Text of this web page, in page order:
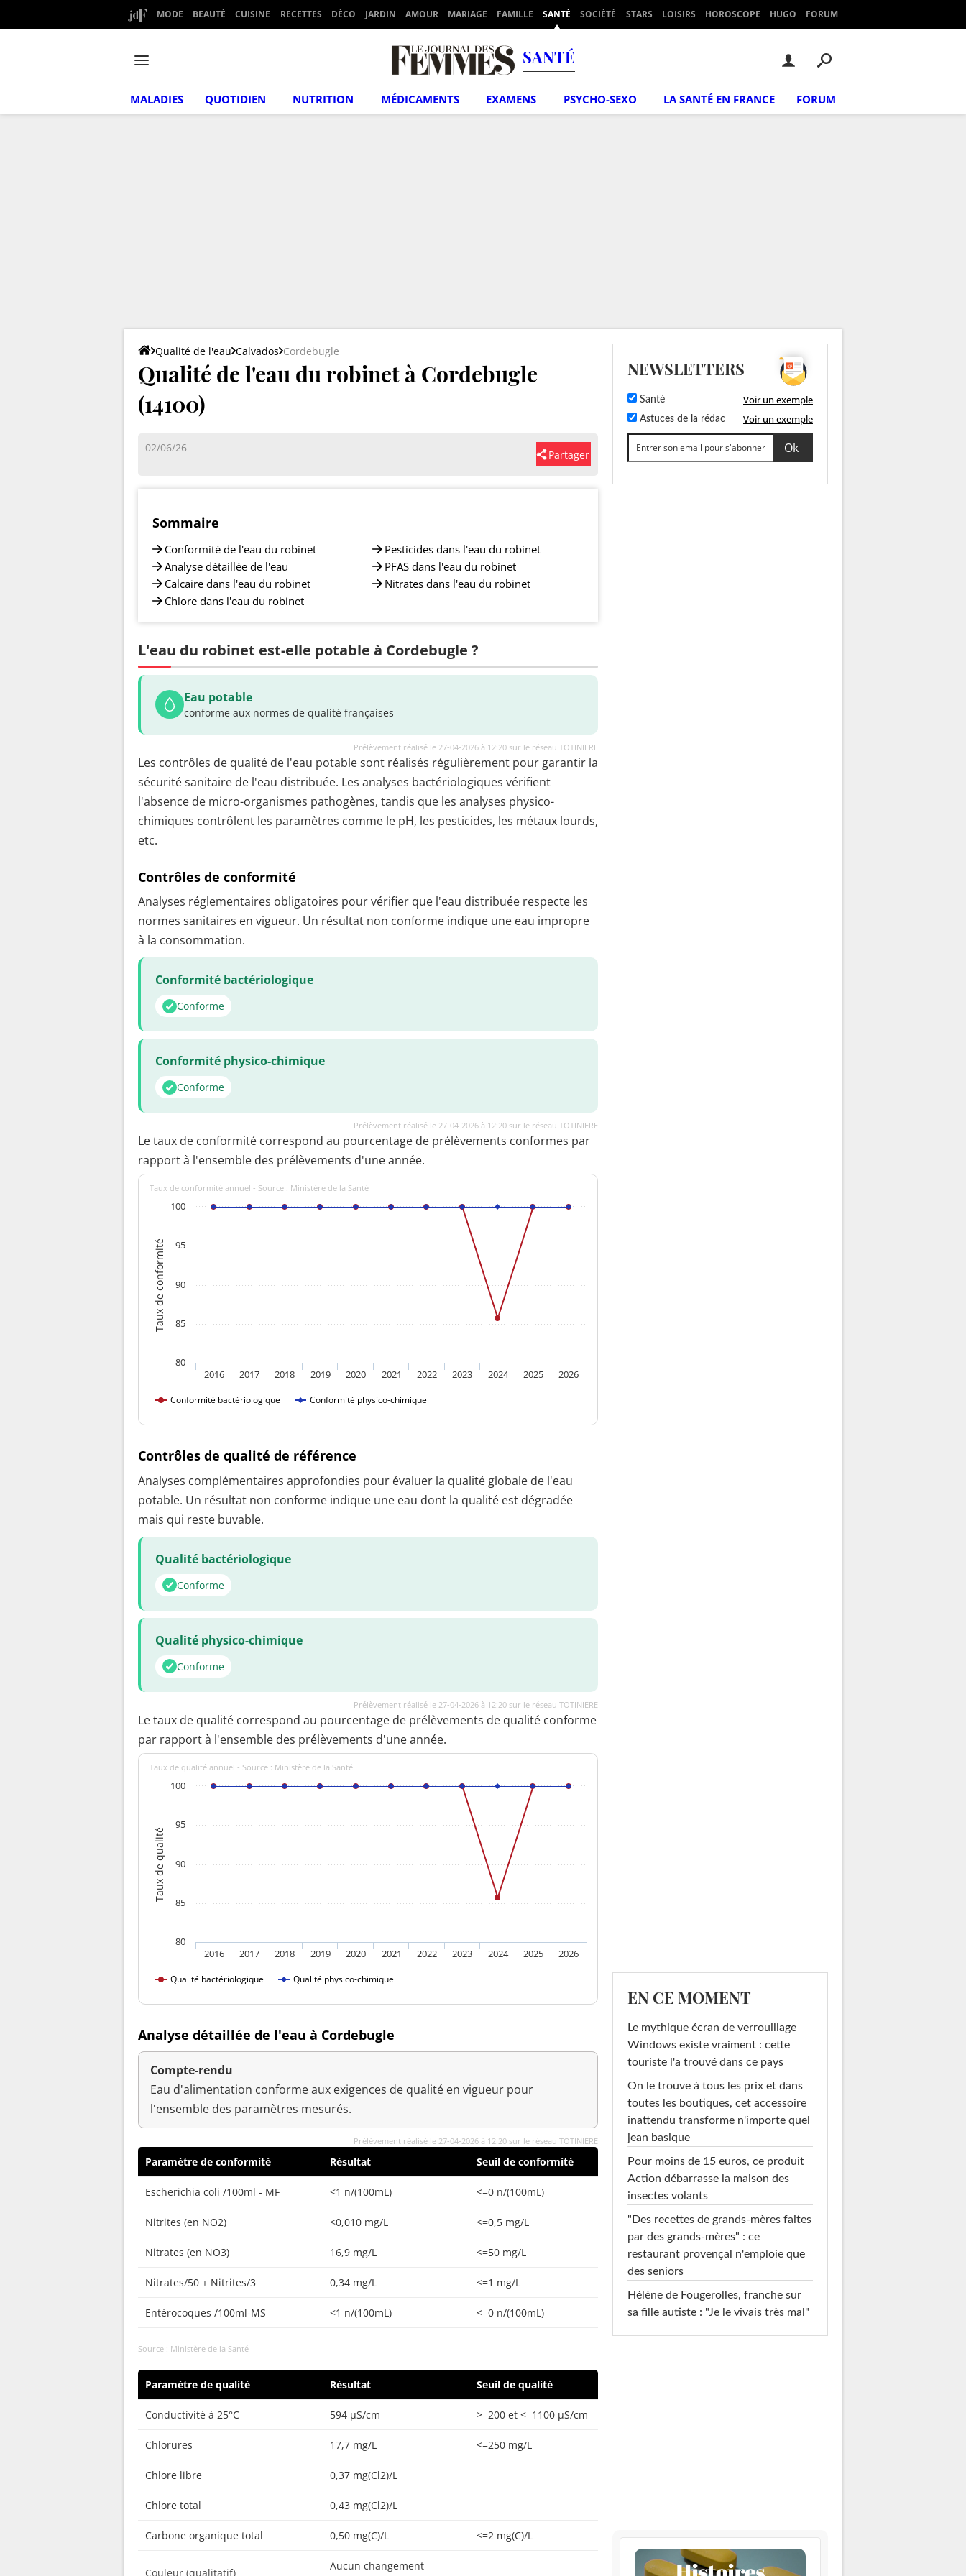
MODE BEAUTÉ CUISINE RECETTES DÉCO JARDIN AMOUR MARIAGE FAMILLE SANTÉ SOCIÉTÉ STARS LOISIRS HOROSCOPE HUGO FORUM
SANTÉ
MALADIES QUOTIDIEN NUTRITION MÉDICAMENTS EXAMENS PSYCHO-SEXO LA SANTÉ EN FRANCE FORUM
Qualité de l'eau Calvados Cordebugle
Qualité de l'eau du robinet à Cordebugle
(14100)
02/06/26
Partager
Sommaire
Conformité de l'eau du robinet
Analyse détaillée de l'eau
Calcaire dans l'eau du robinet
Chlore dans l'eau du robinet
Pesticides dans l'eau du robinet
PFAS dans l'eau du robinet
Nitrates dans l'eau du robinet
L'eau du robinet est-elle potable à Cordebugle ?
Eau potable
conforme aux normes de qualité françaises
Prélèvement réalisé le 27-04-2026 à 12:20 sur le réseau TOTINIERE
Les contrôles de qualité de l'eau potable sont réalisés régulièrement pour garantir la
sécurité sanitaire de l'eau distribuée. Les analyses bactériologiques vérifient
l'absence de micro-organismes pathogènes, tandis que les analyses physico-
chimiques contrôlent les paramètres comme le pH, les pesticides, les métaux lourds,
etc.
Contrôles de conformité
Analyses réglementaires obligatoires pour vérifier que l'eau distribuée respecte les
normes sanitaires en vigueur. Un résultat non conforme indique une eau impropre
à la consommation.
Conformité bactériologique
Conforme
Conformité physico-chimique
Conforme
Prélèvement réalisé le 27-04-2026 à 12:20 sur le réseau TOTINIERE
Le taux de conformité correspond au pourcentage de prélèvements conformes par
rapport à l'ensemble des prélèvements d'une année.
Taux de conformité
Taux de conformité annuel - Source : Ministère de la Santé
Conformité bactériologique Conformité physico-chimique
2016 2017 2018 2019 2020 2021 2022 2023 2024 2025 2026
80
85
90
95
100
Contrôles de qualité de référence
Analyses complémentaires approfondies pour évaluer la qualité globale de l'eau
potable. Un résultat non conforme indique une eau dont la qualité est dégradée
mais qui reste buvable.
Qualité bactériologique
Conforme
Qualité physico-chimique
Conforme
Prélèvement réalisé le 27-04-2026 à 12:20 sur le réseau TOTINIERE
Le taux de qualité correspond au pourcentage de prélèvements de qualité conforme
par rapport à l'ensemble des prélèvements d'une année.
Taux de qualité
Taux de qualité annuel - Source : Ministère de la Santé
Qualité bactériologique Qualité physico-chimique
2016 2017 2018 2019 2020 2021 2022 2023 2024 2025 2026
80
85
90
95
100
Analyse détaillée de l'eau à Cordebugle
Compte-rendu
Eau d'alimentation conforme aux exigences de qualité en vigueur pour
l'ensemble des paramètres mesurés.
Prélèvement réalisé le 27-04-2026 à 12:20 sur le réseau TOTINIERE
Paramètre de conformité Résultat Seuil de conformité
Escherichia coli /100ml - MF <1 n/(100mL) <=0 n/(100mL)
Nitrites (en NO2) <0,010 mg/L <=0,5 mg/L
Nitrates (en NO3) 16,9 mg/L <=50 mg/L
Nitrates/50 + Nitrites/3 0,34 mg/L <=1 mg/L
Entérocoques /100ml-MS <1 n/(100mL) <=0 n/(100mL)
Source : Ministère de la Santé
Paramètre de qualité Résultat Seuil de qualité
Conductivité à 25°C 594 µS/cm >=200 et <=1100 µS/cm
Chlorures 17,7 mg/L <=250 mg/L
Chlore libre 0,37 mg(Cl2)/L
Chlore total 0,43 mg(Cl2)/L
Carbone organique total 0,50 mg(C)/L <=2 mg(C)/L
Couleur (qualitatif)
Aucun changement
NEWSLETTERS
Santé Voir un exemple
Astuces de la rédac Voir un exemple
EN CE MOMENT
Le mythique écran de verrouillage
Windows existe vraiment : cette
touriste l'a trouvé dans ce pays
On le trouve à tous les prix et dans
toutes les boutiques, cet accessoire
inattendu transforme n'importe quel
jean basique
Pour moins de 15 euros, ce produit
Action débarrasse la maison des
insectes volants
"Des recettes de grands-mères faites
par des grands-mères" : ce
restaurant provençal n'emploie que
des seniors
Hélène de Fougerolles, franche sur
sa fille autiste : "Je le vivais très mal"